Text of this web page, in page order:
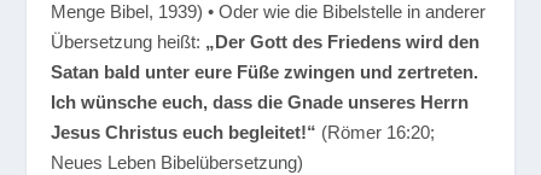
Menge Bibel, 1939) • Oder wie die Bibelstelle in anderer
Übersetzung heißt: „Der Gott des Friedens wird den
Satan bald unter eure Füße zwingen und zertreten.
Ich wünsche euch, dass die Gnade unseres Herrn
Jesus Christus euch begleitet!“ (Römer 16:20;
Neues Leben Bibelübersetzung)